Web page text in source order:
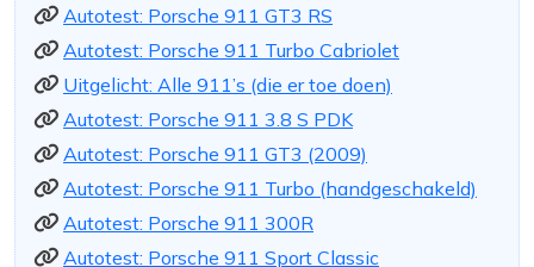
Autotest: Porsche 911 GT3 RS
Autotest: Porsche 911 Turbo Cabriolet
Uitgelicht: Alle 911’s (die er toe doen)
Autotest: Porsche 911 3.8 S PDK
Autotest: Porsche 911 GT3 (2009)
Autotest: Porsche 911 Turbo (handgeschakeld)
Autotest: Porsche 911 300R
Autotest: Porsche 911 Sport Classic